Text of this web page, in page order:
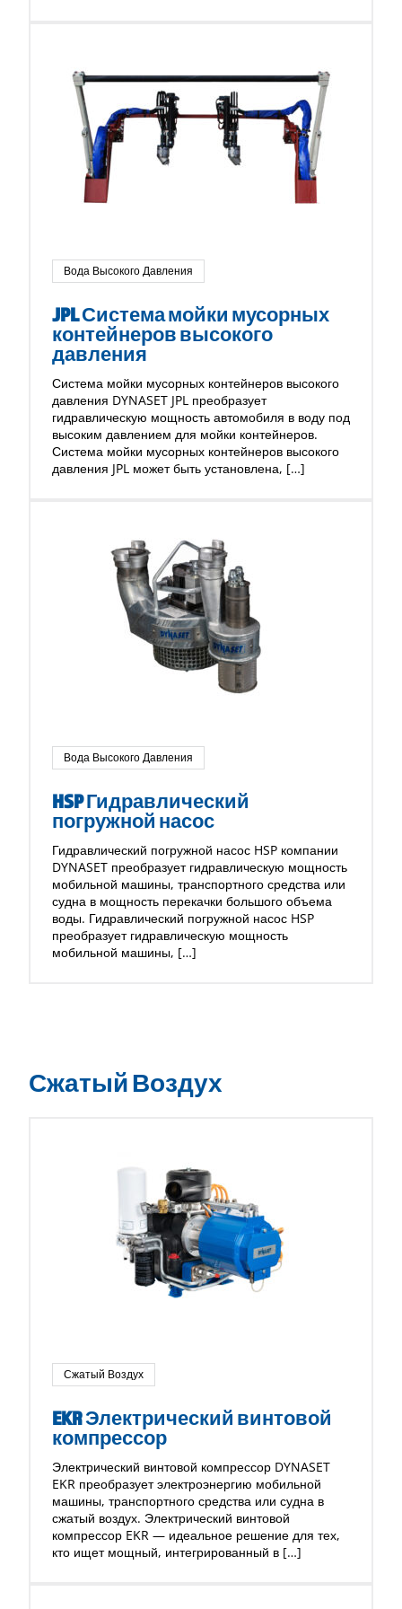
Вода Высокого Давления
JPL Система мойки мусорных
контейнеров высокого
давления
Система мойки мусорных контейнеров высокого
давления DYNASET JPL преобразует
гидравлическую мощность автомобиля в воду под
высоким давлением для мойки контейнеров.
Система мойки мусорных контейнеров высокого
давления JPL может быть установлена, […]
Вода Высокого Давления
HSP Гидравлический
погружной насос
Гидравлический погружной насос HSP компании
DYNASET преобразует гидравлическую мощность
мобильной машины, транспортного средства или
судна в мощность перекачки большого объема
воды. Гидравлический погружной насос HSP
преобразует гидравлическую мощность
мобильной машины, […]
Сжатый Воздух
Сжатый Воздух
EKR Электрический винтовой
компрессор
Электрический винтовой компрессор DYNASET
EKR преобразует электроэнергию мобильной
машины, транспортного средства или судна в
сжатый воздух. Электрический винтовой
компрессор EKR — идеальное решение для тех,
кто ищет мощный, интегрированный в […]